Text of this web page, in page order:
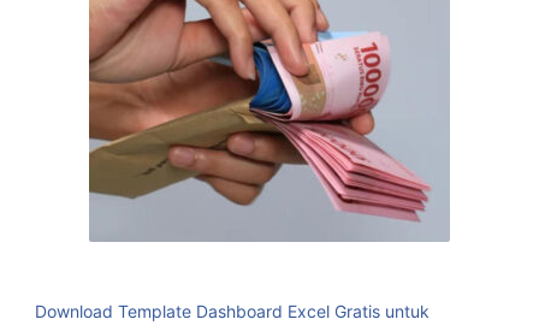
Download Template Dashboard Excel Gratis untuk